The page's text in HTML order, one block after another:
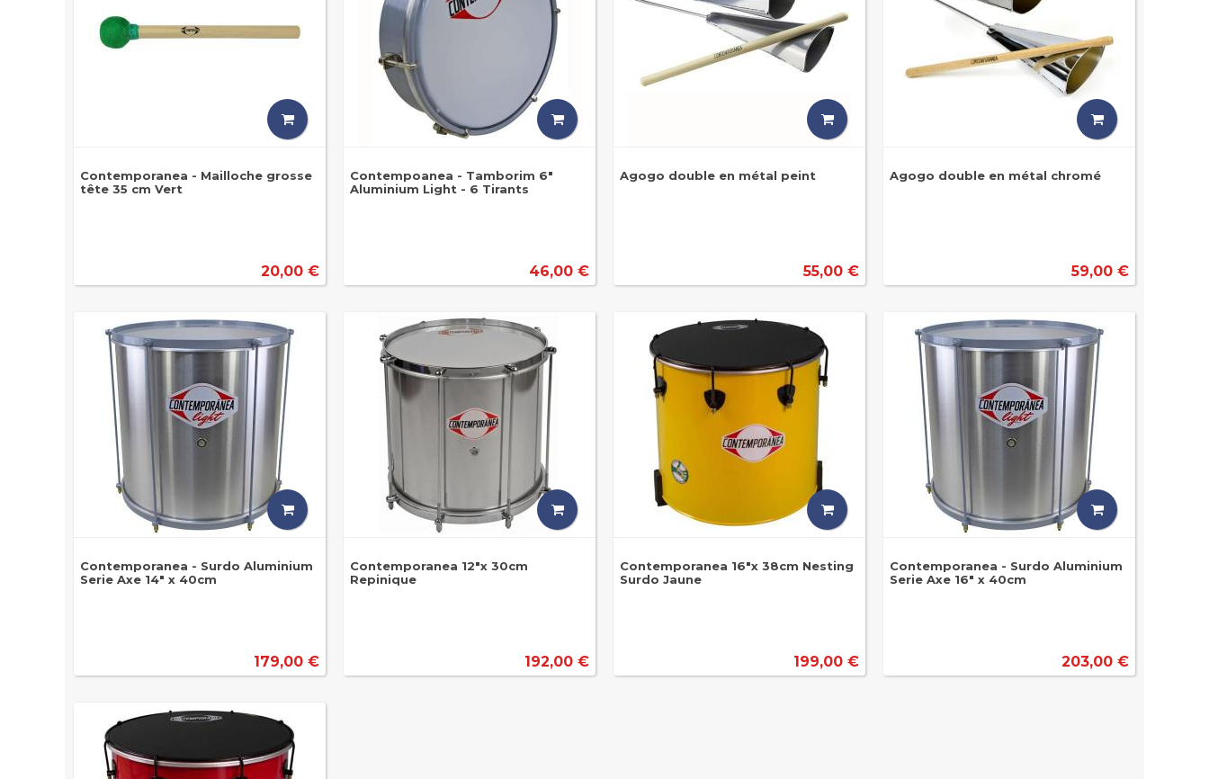
Contemporanea - Mailloche grosse
tête 35 cm Vert
20,00 €
Contempoanea - Tamborim 6"
Aluminium Light - 6 Tirants
46,00 €
Agogo double en métal peint
55,00 €
Agogo double en métal chromé
59,00 €
Contemporanea - Surdo Aluminium
Serie Axe 14" x 40cm
179,00 €
Contemporanea 12"x 30cm
Repinique
192,00 €
Contemporanea 16"x 38cm Nesting
Surdo Jaune
199,00 €
Contemporanea - Surdo Aluminium
Serie Axe 16" x 40cm
203,00 €